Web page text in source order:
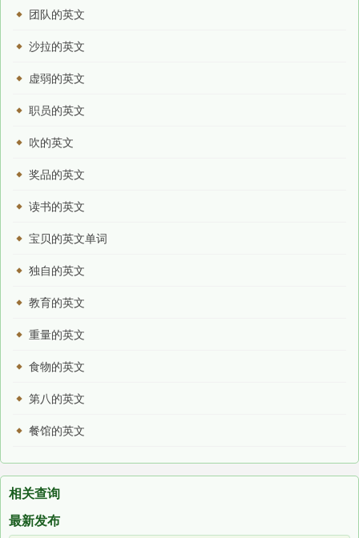
团队的英文
沙拉的英文
虚弱的英文
职员的英文
吹的英文
奖品的英文
读书的英文
宝贝的英文单词
独自的英文
教育的英文
重量的英文
食物的英文
第八的英文
餐馆的英文
相关查询
最新发布